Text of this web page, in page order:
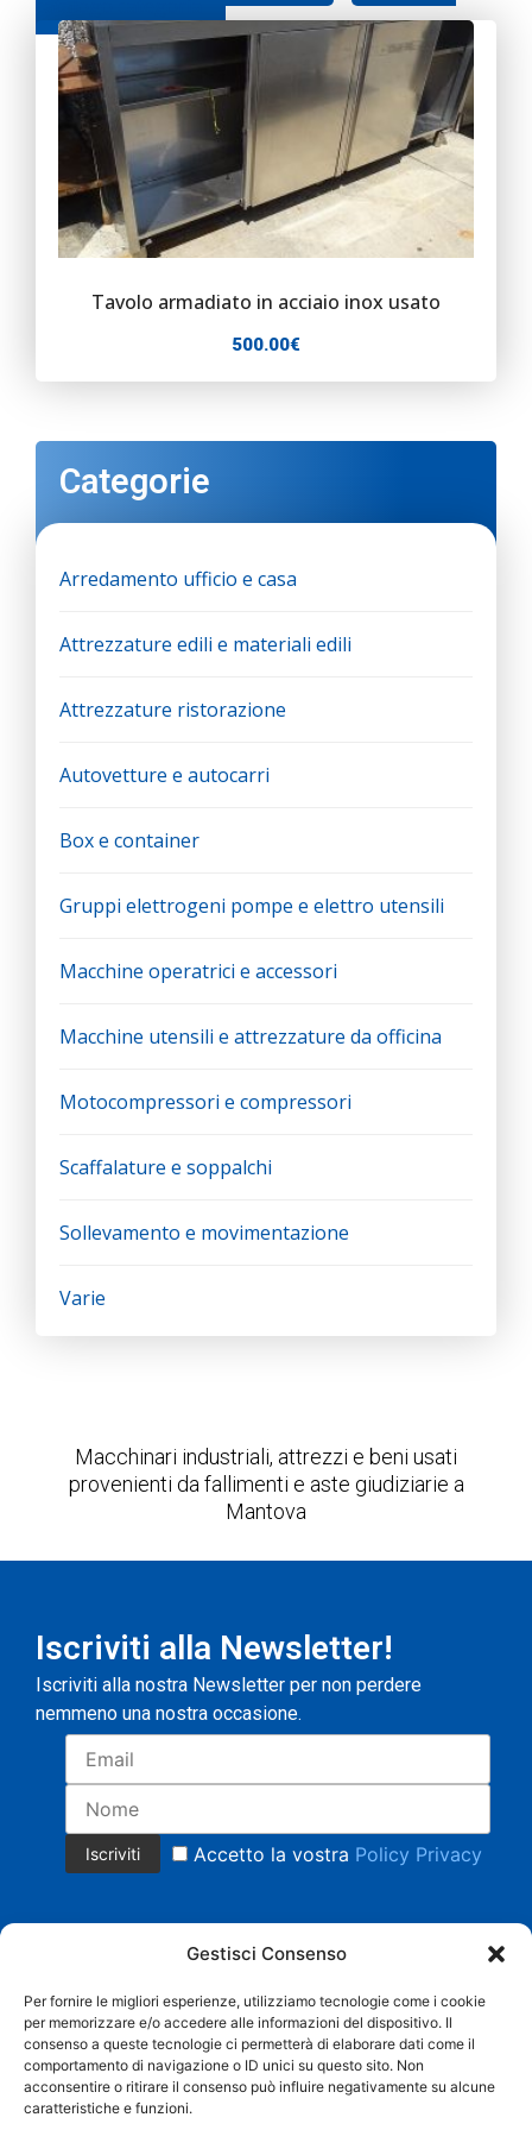
Gestisci Consenso
Per fornire le migliori esperienze, utilizziamo tecnologie come i cookie
per memorizzare e/o accedere alle informazioni del dispositivo. Il
consenso a queste tecnologie ci permetterà di elaborare dati come il
comportamento di navigazione o ID unici su questo sito. Non
acconsentire o ritirare il consenso può influire negativamente su alcune
caratteristiche e funzioni.
Contatti
Categorie
Arredamento ufficio e casa
Attrezzature edili e materiali edili
Attrezzature ristorazione
Autovetture e autocarri
Box e container
Gruppi elettrogeni pompe e elettro utensili
Macchine operatrici e accessori
Macchine utensili e attrezzature da officina
Motocompressori e compressori
Scaffalature e soppalchi
Sollevamento e movimentazione
Varie
Tavolo armadiato in acciaio inox usato
500.00€
Macchinari industriali, attrezzi e beni usati
provenienti da fallimenti e aste giudiziarie a
Mantova
Iscriviti alla Newsletter!
Iscriviti alla nostra Newsletter per non perdere
nemmeno una nostra occasione.
Accetto la vostra Policy Privacy
Copyright 2023 © Tutti i diritti riservati.
COMMERCIALE CRISTIAN MAGNANI Cell. +39 335 8158553 |
AMMINISTRAZIONE BARBARA SACCHI Cell. 338 3958219 |
info@grandistoccaggi.com | P. IVA 02538090206 |